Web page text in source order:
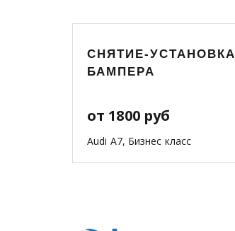
СНЯТИЕ-УСТАНОВКА
БАМПЕРА
от 1800 руб
Audi A7, Бизнес класс